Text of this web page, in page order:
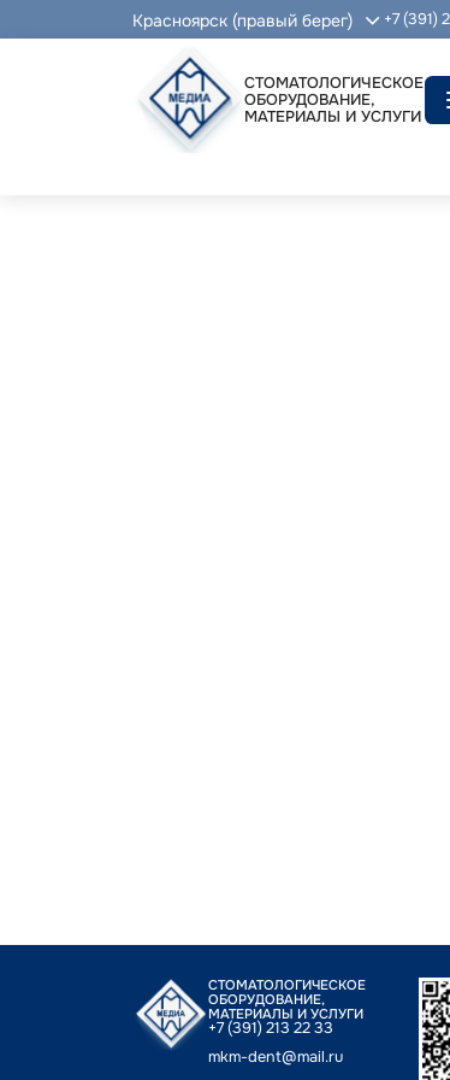
Красноярск (правый берег) +7 (391)
СТОМАТОЛОГИЧЕСКОЕ
ОБОРУДОВАНИЕ,
МАТЕРИАЛЫ И УСЛУГИ
СТОМАТОЛОГИЧЕСКОЕ
ОБОРУДОВАНИЕ,
МАТЕРИАЛЫ И УСЛУГИ
+7 (391) 213 22 33
mkm-dent@mail.ru